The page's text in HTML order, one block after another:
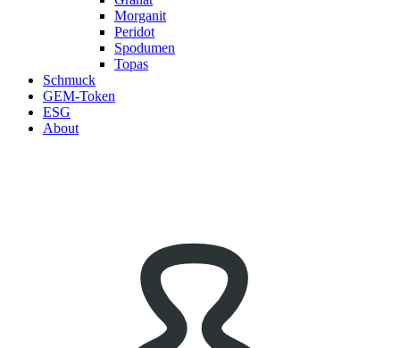
Morganit
Peridot
Spodumen
Topas
Schmuck
GEM-Token
ESG
About